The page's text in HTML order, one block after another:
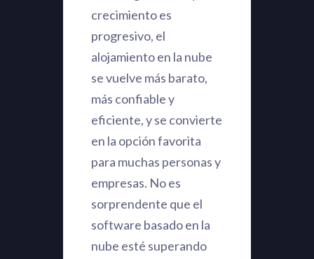
crecimiento es
progresivo, el
alojamiento en la nube
se vuelve más barato,
más confiable y
eficiente, y se convierte
en la opción favorita
para muchas personas y
empresas. No es
sorprendente que el
software basado en la
nube esté superando